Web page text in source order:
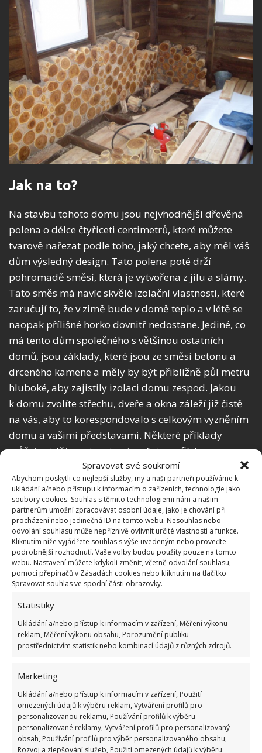
Spravovat své soukromí
Abychom poskytli co nejlepší služby, my a naši partneři používáme k
ukládání a/nebo přístupu k informacím o zařízeních, technologie jako
soubory cookies. Souhlas s těmito technologiemi nám a našim
partnerům umožní zpracovávat osobní údaje, jako je chování při
procházení nebo jedinečná ID na tomto webu. Nesouhlas nebo
odvolání souhlasu může nepříznivě ovlivnit určité vlastnosti a funkce.
Kliknutím níže vyjádřete souhlas s výše uvedeným nebo proveďte
podrobnější rozhodnutí. Vaše volby budou použity pouze na tomto
webu. Nastavení můžete kdykoli změnit, včetně odvolání souhlasu,
pomocí přepínačů v Zásadách cookies nebo kliknutím na tlačítko
Spravovat souhlas ve spodní části obrazovky.
Statistiky
Ukládání a/nebo přístup k informacím v zařízení, Měření výkonu
reklam, Měření výkonu obsahu, Porozumění publiku
prostřednictvím statistik nebo kombinací údajů z různých zdrojů.
Marketing
Ukládání a/nebo přístup k informacím v zařízení, Použití
omezených údajů k výběru reklam, Vytváření profilů pro
personalizovanou reklamu, Používání profilů k výběru
personalizované reklamy, Vytváření profilů pro personalizovaný
obsah, Používání profilů pro výběr personalizovaného obsahu,
Rozvoj a zlepšování služeb, Použití omezených údajů k výběru
Jak na to?
Na stavbu tohoto domu jsou nejvhodnější dřevěná
polena o délce čtyřiceti centimetrů, které můžete
tvarově nařezat podle toho, jaký chcete, aby měl váš
dům výsledný design. Tato polena poté drží
pohromadě směsí, která je vytvořena z jílu a slámy.
Tato směs má navíc skvělé izolační vlastnosti, které
zaručují to, že v zimě bude v domě teplo a v létě se
naopak přílišné horko dovnitř nedostane. Jediné, co
má tento dům společného s většinou ostatních
domů, jsou základy, které jsou ze směsi betonu a
drceného kamene a měly by být přibližně půl metru
hluboké, aby zajistily izolaci domu zespod. Jakou
k domu zvolíte střechu, dveře a okna záleží již čistě
na vás, aby to korespondovalo s celkovým vyzněním
domu a vašimi představami. Některé příklady
můžete vidět pro inspiraci na fotografiích.